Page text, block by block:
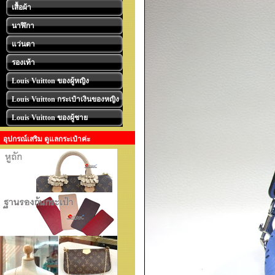
เสื้อผ้า
นาฬิกา
แว่นตา
รองเท้า
Louis Vuitton ของผู้หญิง
Louis Vuitton กระเป๋าเงินของหญิง
Louis Vuitton ของผู้ชาย
อุปกรณ์เสริม ดูแลกระเป๋าค่ะ